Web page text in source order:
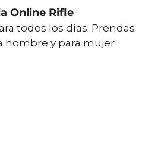
Online Rifle
todos los días. Prendas
hombre y para mujer